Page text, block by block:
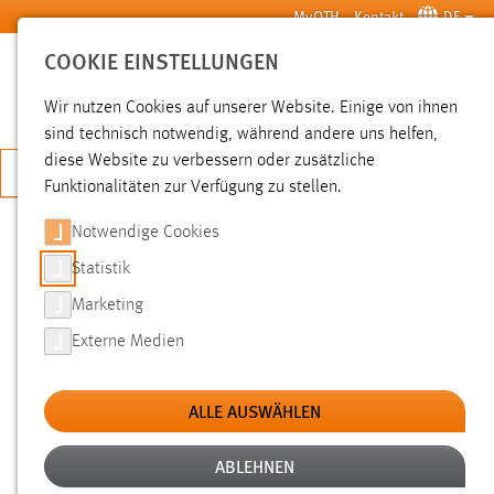
Zum Hauptinhalt springen MyOTH Kontakt DE
SUCHE
JETZT BEWERBEN
SUCHE
FILTER
Typ
Erstellungsdatum
COOKIE EINSTELLUNGEN
Wir nutzen Cookies auf unserer Website. Einige von ihnen
sind technisch notwendig, während andere uns helfen,
diese Website zu verbessern oder zusätzliche
Funktionalitäten zur Verfügung zu stellen.
Notwendige Cookies
Statistik
Marketing
Externe Medien
ALLE AUSWÄHLEN
ABLEHNEN